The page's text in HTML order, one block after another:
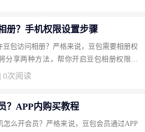
册？手机权限设置步骤
包访问相册？严格来说，豆包需要相册权
分享两种方法，帮你开启豆包相册权限。
中开启权限（推荐） 一劳永逸。 操作步
0次阅读
？APP内购买教程
么开会员？严格来说，豆包会员通过APP